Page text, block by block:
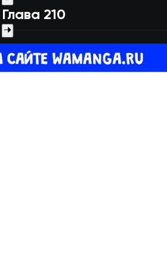
Глава 210